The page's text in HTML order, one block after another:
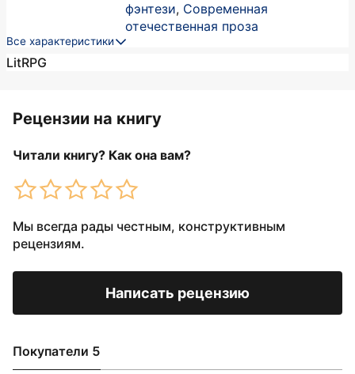
фэнтези, Современная
отечественная проза
Все характеристики
LitRPG
Рецензии на книгу
Читали книгу? Как она вам?
Мы всегда рады честным, конструктивным
рецензиям.
Написать рецензию
Покупатели 5